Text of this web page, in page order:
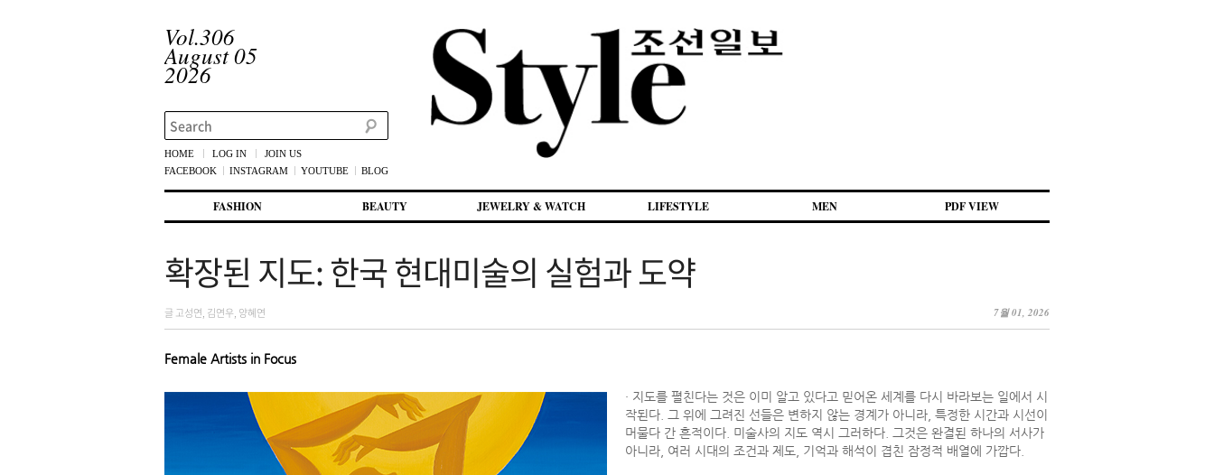
Vol.306
August 05
2026
Search
HOME LOG IN
JOIN US
FACEBOOK
INSTAGRAM YOUTUBE BLOG
첫번째 컨텐츠로 뛰어넘기
두번째 컨텐츠로 뛰어넘기
FASHION BEAUTY JEWELRY & WATCH LIFESTYLE MEN PDF VIEW
확장된 지도: 한국 현대미술의 실험과 도약
7월 01, 2026
글 고성연, 김연우, 양혜연
Female Artists in Focus
· 지도를 펼친다는 것은 이미 알고 있다고 믿어온 세계를 다시 바라보는 일에서 시
작된다. 그 위에 그려진 선들은 변하지 않는 경계가 아니라, 특정한 시간과 시선이
머물다 간 흔적이다. 미술사의 지도 역시 그러하다. 그것은 완결된 하나의 서사가
아니라, 여러 시대의 조건과 제도, 기억과 해석이 겹친 잠정적 배열에 가깝다.